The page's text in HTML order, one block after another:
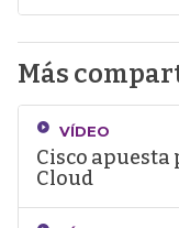
Más
VÍDEO
Cisco apuesta
Cloud